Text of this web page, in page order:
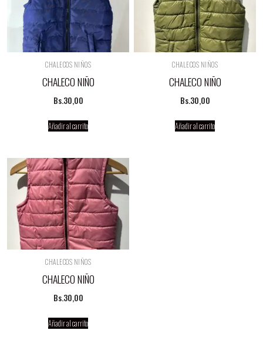
CHALECOS NIÑOS
CHALECO NIÑO
Bs.30,00
Añadir al carrito
CHALECOS NIÑOS
CHALECO NIÑO
Bs.30,00
Añadir al carrito
CHALECOS NIÑOS
CHALECO NIÑO
Bs.30,00
Añadir al carrito